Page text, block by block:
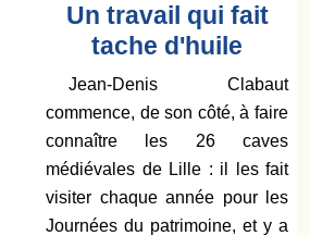
Un travail qui fait
tache d'huile
Jean-Denis Clabaut
commence, de son côté, à faire
connaître les 26 caves
médiévales de Lille : il les fait
visiter chaque année pour les
Journées du patrimoine, et y a